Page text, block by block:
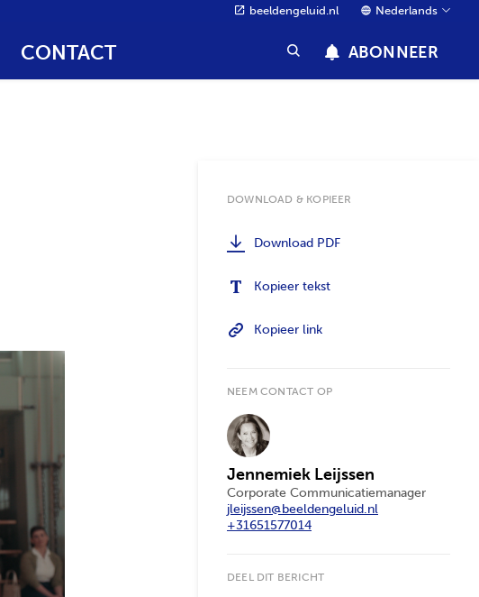
beeldengeluid.nl Nederlands
CONTACT ABONNEER
DOWNLOAD & KOPIEER
Download PDF
Kopieer tekst
Kopieer link
NEEM CONTACT OP
Jennemiek Leijssen
Corporate Communicatiemanager
jleijssen@beeldengeluid.nl
+31651577014
DEEL DIT BERICHT